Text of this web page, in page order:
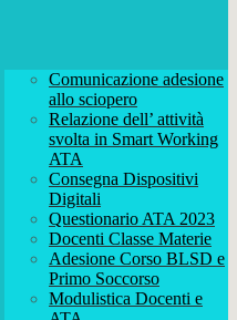
Comunicazione adesione
allo sciopero
Relazione dell’ attività
svolta in Smart Working
ATA
Consegna Dispositivi
Digitali
Questionario ATA 2023
Docenti Classe Materie
Adesione Corso BLSD e
Primo Soccorso
Modulistica Docenti e